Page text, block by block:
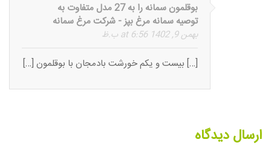
بوقلمون سمانه را به 27 مدل متفاوت به
توصیه سمانه مرغ بپز - شرکت مرغ سمانه
بهمن 9, 1402 at 6:56 ب.ظ
[…] بیست و یکم خورشت بادمجان با بوقلمون […]
ارسال دیدگاه